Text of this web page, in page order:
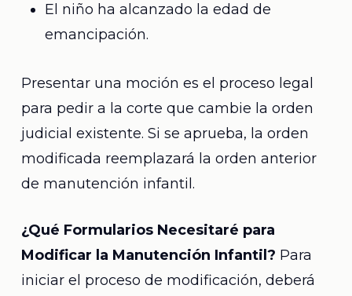
El niño ha alcanzado la edad de
emancipación.
Presentar una moción es el proceso legal
para pedir a la corte que cambie la orden
judicial existente. Si se aprueba, la orden
modificada reemplazará la orden anterior
de manutención infantil.
¿Qué Formularios Necesitaré para
Modificar la Manutención Infantil? Para
iniciar el proceso de modificación, deberá